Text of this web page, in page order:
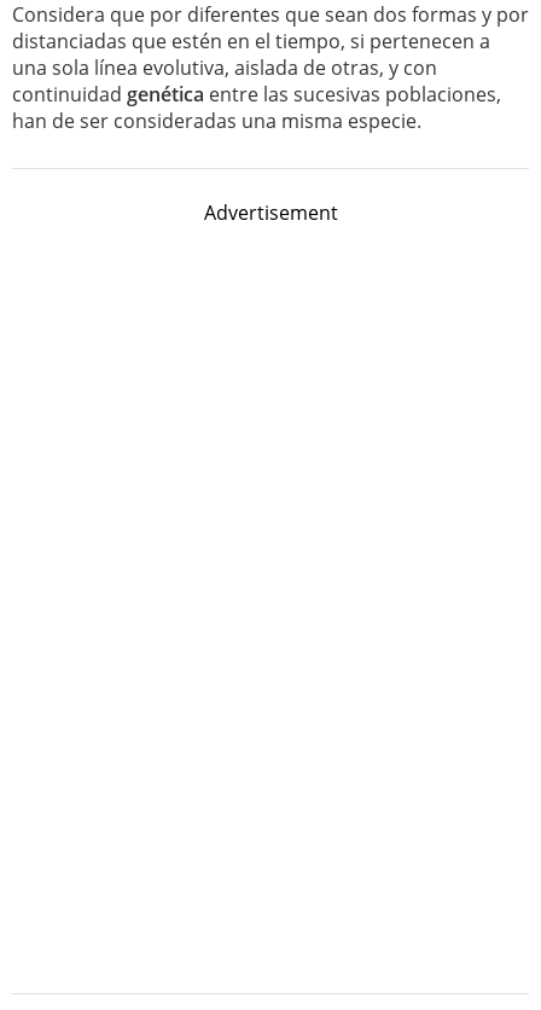
Considera que por diferentes que sean dos formas y por
distanciadas que estén en el tiempo, si pertenecen a
una sola línea evolutiva, aislada de otras, y con
continuidad genética entre las sucesivas poblaciones,
han de ser consideradas una misma especie.
Advertisement